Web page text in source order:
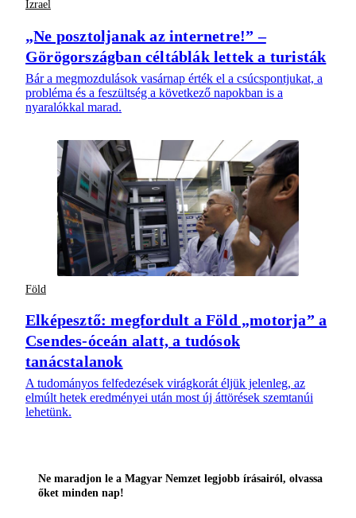
Izrael
„Ne posztoljanak az internetre!” –
Görögországban céltáblák lettek a turisták
Bár a megmozdulások vasárnap érték el a csúcspontjukat, a
probléma és a feszültség a következő napokban is a
nyaralókkal marad.
Föld
Elképesztő: megfordult a Föld „motorja” a
Csendes-óceán alatt, a tudósok
tanácstalanok
A tudományos felfedezések virágkorát éljük jelenleg, az
elmúlt hetek eredményei után most új áttörések szemtanúi
lehetünk.
Ne maradjon le a Magyar Nemzet legjobb írásairól, olvassa
őket minden nap!